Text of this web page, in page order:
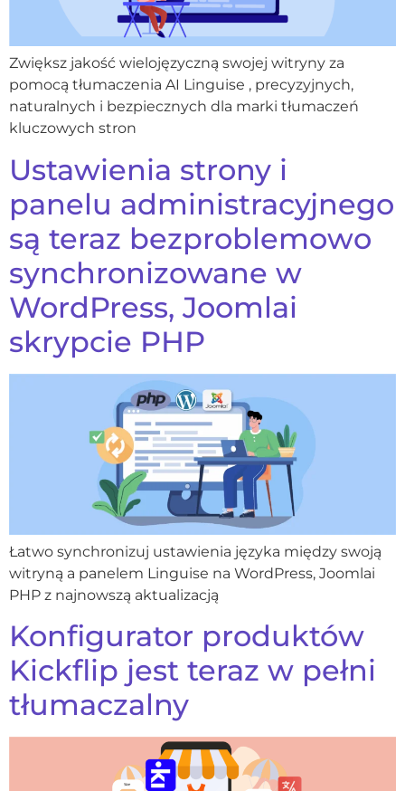
Zwiększ jakość wielojęzyczną swojej witryny za
pomocą tłumaczenia AI Linguise , precyzyjnych,
naturalnych i bezpiecznych dla marki tłumaczeń
kluczowych stron
Ustawienia strony i
panelu administracyjnego
są teraz bezproblemowo
synchronizowane w
WordPress, Joomlai
skrypcie PHP
Łatwo synchronizuj ustawienia języka między swoją
witryną a panelem Linguise na WordPress, Joomlai
PHP z najnowszą aktualizacją
Konfigurator produktów
Kickflip jest teraz w pełni
tłumaczalny